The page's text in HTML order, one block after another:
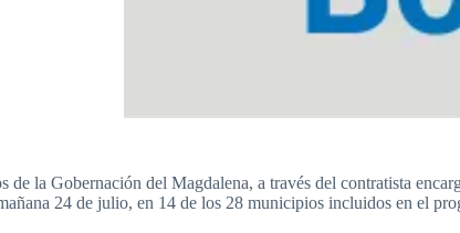
de la Gobernación del Magdalena, a través del contratista
24 de julio, en 14 de los 28 municipios incluidos en el